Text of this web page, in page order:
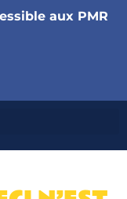
aux PMR